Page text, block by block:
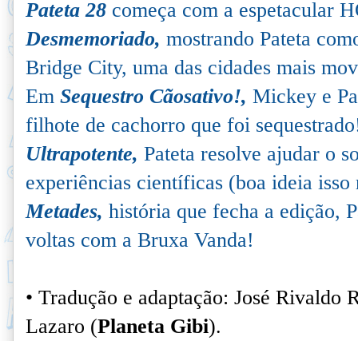
Pateta 28 começa com a espetacular
Desmemoriado, mostrando Pateta
Bridge City, uma das cidades mais
Em Sequestro Cãosativo!, Mickey e
filhote de cachorro que foi
Ultrapotente, Pateta resolve ajudar o
experiências científicas (boa ideia isso
Metades, história que fecha a edição,
voltas com a Bruxa Vanda!
• Tradução e adaptação: José Rivaldo
Lazaro (Planeta Gibi).